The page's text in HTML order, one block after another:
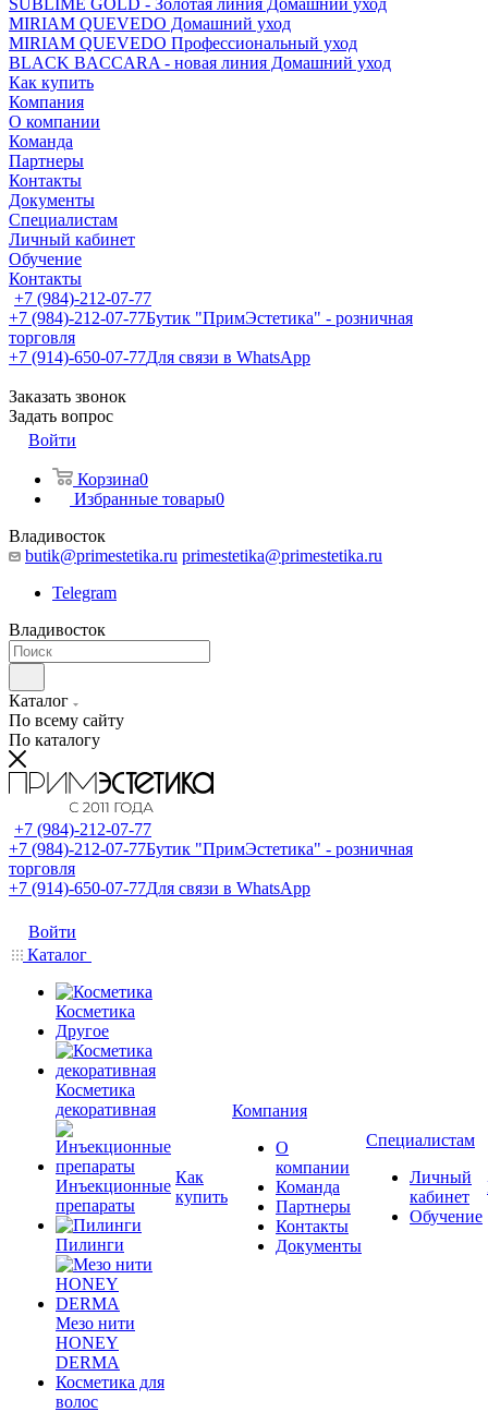
SUBLIME GOLD - Золотая линия Домашний уход
MIRIAM QUEVEDO Домашний уход
MIRIAM QUEVEDO Профессиональный уход
BLACK BACCARA - новая линия Домашний уход
Как купить
Компания
О компании
Команда
Партнеры
Контакты
Документы
Специалистам
Личный кабинет
Обучение
Контакты
+7 (984)-212-07-77
+7 (984)-212-07-77Бутик "ПримЭстетика" - розничная
торговля
+7 (914)-650-07-77Для связи в WhatsApp
Заказать звонок
Задать вопрос
Войти
Корзина0
Избранные товары0
Владивосток
butik@primestetika.ru primestetika@primestetika.ru
Telegram
Владивосток
Каталог
По всему сайту
По каталогу
+7 (984)-212-07-77
+7 (984)-212-07-77Бутик "ПримЭстетика" - розничная
торговля
+7 (914)-650-07-77Для связи в WhatsApp
Войти
Каталог
Косметика
Другое
Косметика
декоративная
Инъекционные
препараты
Пилинги
Мезо нити
HONEY
DERMA
Косметика для
волос
Как
купить
Компания
О
компании
Команда
Партнеры
Контакты
Документы
Специалистам
Личный
кабинет
Обучение